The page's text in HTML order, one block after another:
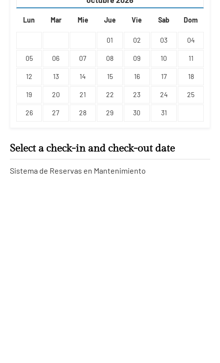
Lun Mar Mie Jue Vie Sab Dom
01 02 03 04
05 06 07 08 09 10 11
12 13 14 15 16 17 18
19 20 21 22 23 24 25
26 27 28 29 30 31
Select a check-in and check-out date
Sistema de Reservas en Mantenimiento